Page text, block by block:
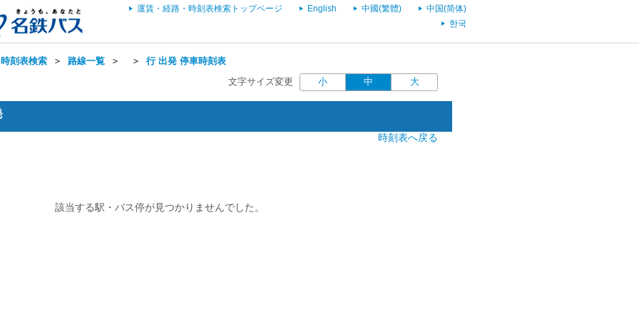
運賃・経路・時刻表検索トップページ English 中國(繁體)
中国(简体)
한국
刻表検索 ＞ 路線一覧 ＞ ＞ 行 出発 停車時刻表
文字サイズ変更 小 中 大
時刻表へ戻る
該当する駅・バス停が見つかりませんでした。